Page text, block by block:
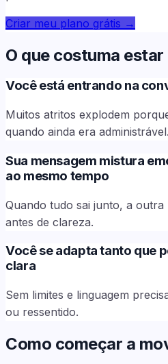
Criar meu plano grátis →
O que costuma
Você está entrando na
Muitos atritos explodem
quando ainda era administrável.
Sua mensagem mistura
ao mesmo tempo
Quando tudo sai junto, a outra
antes de clareza.
Você se adapta tanto que
clara
Sem limites e linguagem
ou ressentido.
Como começar a